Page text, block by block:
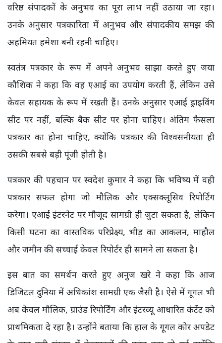
वरिष्ठ संपादकों के अनुभव का पूरा लाभ नहीं उठाया जा रहा।
उनके अनुसार पत्रकारिता में अनुभव और संपादकीय समझ की
अहमियत हमेशा बनी रहनी चाहिए।
स्वतंत्र पत्रकार के रूप में अपने अनुभव साझा करते हुए जया
कौशिक ने कहा कि वह एआई का उपयोग करती हैं, लेकिन उसे
केवल सहायक के रूप में रखती हैं। उनके अनुसार एआई ड्राइविंग
सीट पर नहीं, बल्कि बैक सीट पर होना चाहिए। अंतिम फैसला
पत्रकार का होना चाहिए, क्योंकि पत्रकार की विश्वसनीयता ही
उसकी सबसे बड़ी पूंजी होती है।
पत्रकार की पहचान पर स्वदेश कुमार ने कहा कि भविष्य में वही
पत्रकार सफल होगा जो मौलिक और एक्सक्लूसिव रिपोर्टिंग
करेगा। एआई इंटरनेट पर मौजूद सामग्री ही जुटा सकता है, लेकिन
किसी घटना का वास्तविक परिप्रेक्ष्य, भीड़ का आकलन, माहौल
और जमीन की सच्चाई केवल रिपोर्टर ही सामने ला सकता है।
इस बात का समर्थन करते हुए अनुज खरे ने कहा कि आज
डिजिटल दुनिया में अधिकांश सामग्री एक जैसी है। ऐसे में गूगल भी
अब केवल मौलिक, ग्राउंड रिपोर्टिंग और इंटरव्यू आधारित कंटेंट को
प्राथमिकता दे रहा है। उन्होंने बताया कि हाल के गूगल कोर अपडेट